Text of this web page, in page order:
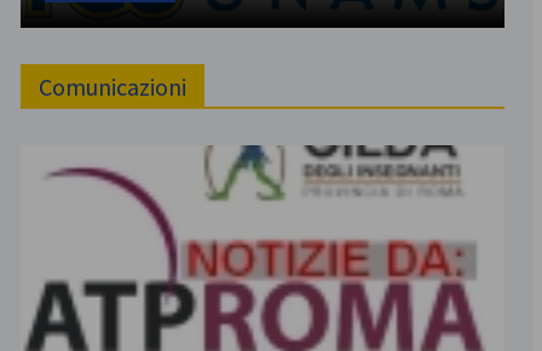
Comunicazioni